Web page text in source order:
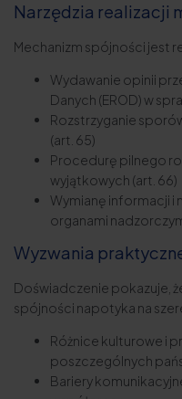
Narzędzia realizacji
Mechanizm spójności jest
Wydawanie opinii
Danych (EROD) w
Rozstrzyganie
(art. 65)
Procedurę pilnego
wyjątkowych (art. 66)
Wymianę informacji i
organami
Wyzwania
Doświadczenie pokazuje,
spójności napotyka na
Różnice kulturowe i
poszczególnych
Bariery